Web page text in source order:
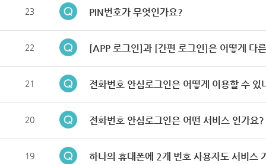
23 PIN번호가 무엇인가요?
22 [APP 로그인]과 [간편 로그인]은 어떻게 다
21 전화번호 안심로그인은 어떻게 이용할 수 있
20 전화번호 안심로그인은 어떤 서비스 인가요?
19 하나의 휴대폰에 2개 번호 사용자도 서비스